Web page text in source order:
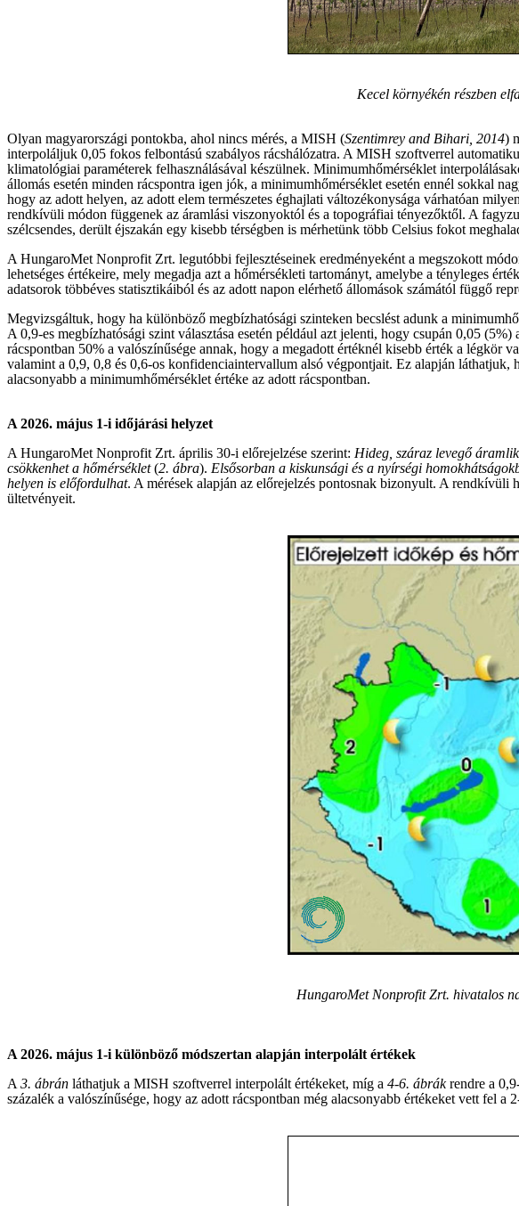
Kecel környékén részben
Olyan magyarországi pontokba, ahol nincs mérés, a MISH (Szentimrey and Bihari, 2014)
interpoláljuk 0,05 fokos felbontású szabályos rácshálózatra. A MISH szoftverrel
klimatológiai paraméterek felhasználásával készülnek. Minimumhőmérséklet
állomás esetén minden rácspontra igen jók, a minimumhőmérséklet esetén ennél sokkal
hogy az adott helyen, az adott elem természetes éghajlati változékonysága várhatóan
rendkívüli módon függenek az áramlási viszonyoktól és a topográfiai tényezőktől. A
szélcsendes, derült éjszakán egy kisebb térségben is mérhetünk több Celsius fokot
A HungaroMet Nonprofit Zrt. legutóbbi fejlesztéseinek eredményeként a megszokott
lehetséges értékeire, mely megadja azt a hőmérsékleti tartományt, amelybe a tényleges
adatsorok többéves statisztikáiból és az adott napon elérhető állomások számától függő
Megvizsgáltuk, hogy ha különböző megbízhatósági szinteken becslést adunk a
A 0,9-es megbízhatósági szint választása esetén például azt jelenti, hogy csupán 0,05
rácspontban 50% a valószínűsége annak, hogy a megadott értéknél kisebb érték a légkör
valamint a 0,9, 0,8 és 0,6-os konfidenciaintervallum alsó végpontjait. Ez alapján
alacsonyabb a minimumhőmérséklet értéke az adott rácspontban.
A 2026. május 1-i időjárási helyzet
A HungaroMet Nonprofit Zrt. április 30-i előrejelzése szerint: Hideg, száraz levegő
csökkenhet a hőmérséklet(2. ábra). Elsősorban a kiskunsági és a nyírségi
helyen is előfordulhat. A mérések alapján az előrejelzés pontosnak bizonyult. A rendkívüli
ültetvényeit.
HungaroMet Nonprofit Zrt. hivatalos
A 2026. május 1-i különböző módszertan alapján interpolált értékek
A 3. ábrán láthatjuk a MISH szoftverrel interpolált értékeket, míg a 4-6. ábrákrendre a
százalék a valószínűsége, hogy az adott rácspontban még alacsonyabb értékeket vett fel a